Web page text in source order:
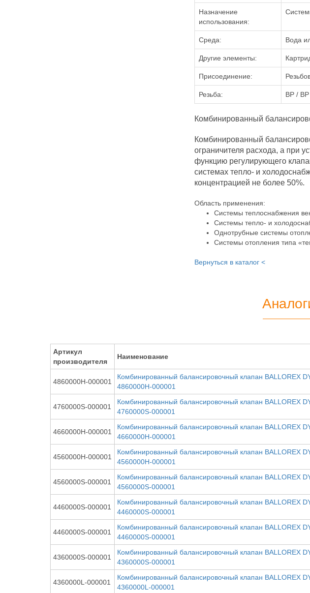
Назначение
использования:
Среда: Вода
Другие элементы:
Присоединение:
Резьба: ВР / ВР
Комбинированный
Комбинированный
ограничителя расхода, а при
функцию регулирующего
системах тепло- и
концентрацией не более 50%.
Область применения:
Системы теплоснабжения
Системы тепло- и
Однотрубные системы
Системы отопления типа
Вернуться в каталог <
Артикул
производителя
Наименование
4860000Н-000001
Комбинированный балансировочный клапан BALLOREX
4860000Н-000001
4760000S-000001
Комбинированный балансировочный клапан BALLOREX
4760000S-000001
4660000Н-000001
Комбинированный балансировочный клапан BALLOREX
4660000Н-000001
4560000Н-000001
Комбинированный балансировочный клапан BALLOREX
4560000Н-000001
4560000S-000001
Комбинированный балансировочный клапан BALLOREX
4560000S-000001
4460000S-000001
Комбинированный балансировочный клапан BALLOREX
4460000S-000001
4460000S-000001
Комбинированный балансировочный клапан BALLOREX
4460000S-000001
4360000S-000001
Комбинированный балансировочный клапан BALLOREX
4360000S-000001
4360000L-000001
Комбинированный балансировочный клапан BALLOREX
4360000L-000001